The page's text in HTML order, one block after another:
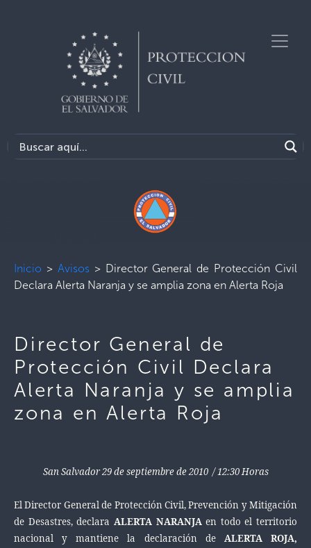
Inicio > Avisos> Director General de Protección Civil
Declara Alerta Naranja y se amplia zona en Alerta Roja
Director General de
Protección Civil Declara
Alerta Naranja y se amplia
zona en Alerta Roja
San Salvador 29 de septiembre de 2010 / 12:30 Horas
El Director General de Protección Civil, Prevención y Mitigación
de Desastres, declara ALERTA NARANJAen todo el territorio
nacional y mantiene la declaración de ALERTA ROJA,